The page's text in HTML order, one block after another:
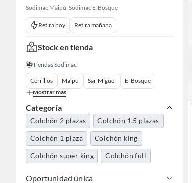
Sodimac Maipú, Sodimac El Bosque
Retira hoy Retira mañana
Stock en tienda
Tiendas Sodimac
Cerrillos Maipú San Miguel
El Bosque
Mostrar más
Categoría
Colchón 2 plazas Colchón 1.5 plazas
Colchón 1 plaza Colchón king
Colchón super king Colchón full
Oportunidad única